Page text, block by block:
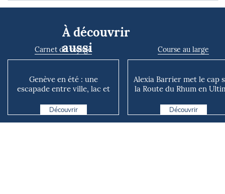
À découvrir
aussi
Carnet de voyage
Genève en été : une
escapade entre ville, lac et
Découvrir
Course au large
Alexia Barrier met le cap
la Route du Rhum en
Découvrir